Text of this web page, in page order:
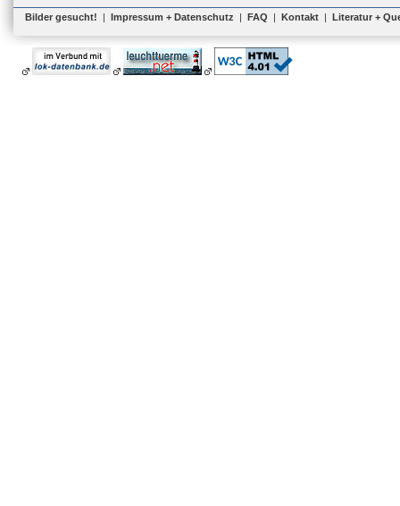
Bilder gesucht! | Impressum + Datenschutz | FAQ | Kontakt | Literatur +